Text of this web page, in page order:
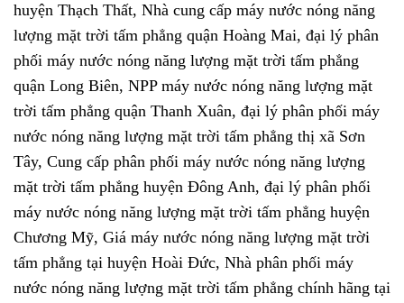
huyện Thạch Thất, Nhà cung cấp máy nước nóng năng
lượng mặt trời tấm phẳng quận Hoàng Mai, đại lý phân
phối máy nước nóng năng lượng mặt trời tấm phẳng
quận Long Biên, NPP máy nước nóng năng lượng mặt
trời tấm phẳng quận Thanh Xuân, đại lý phân phối máy
nước nóng năng lượng mặt trời tấm phẳng thị xã Sơn
Tây, Cung cấp phân phối máy nước nóng năng lượng
mặt trời tấm phẳng huyện Đông Anh, đại lý phân phối
máy nước nóng năng lượng mặt trời tấm phẳng huyện
Chương Mỹ, Giá máy nước nóng năng lượng mặt trời
tấm phẳng tại huyện Hoài Đức, Nhà phân phối máy
nước nóng năng lượng mặt trời tấm phẳng chính hãng tại